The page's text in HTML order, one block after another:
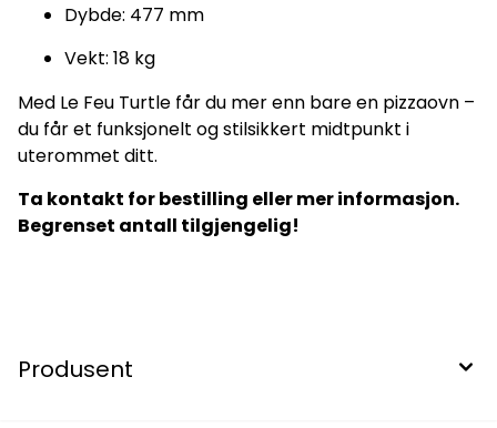
Dybde: 477 mm
Vekt: 18 kg
Med Le Feu Turtle får du mer enn bare en pizzaovn –
du får et funksjonelt og stilsikkert midtpunkt i
uterommet ditt.
Ta kontakt for bestilling eller mer informasjon.
Begrenset antall tilgjengelig!
Produsent